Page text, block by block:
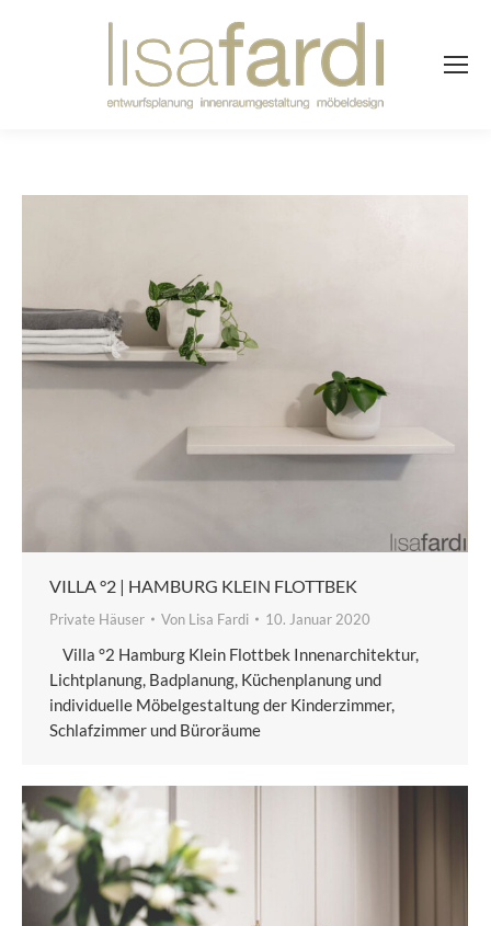
VILLA °2 | HAMBURG KLEIN FLOTTBEK
Private Häuser Von Lisa Fardi 10. Januar 2020
Villa °2 Hamburg Klein Flottbek Innenarchitektur,
Lichtplanung, Badplanung, Küchenplanung und
individuelle Möbelgestaltung der Kinderzimmer,
Schlafzimmer und Büroräume